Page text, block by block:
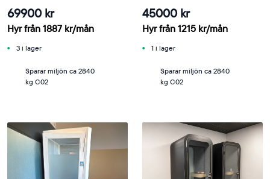
69900 kr
Hyr från 1887 kr/mån
3 i lager
Sparar miljön ca 2840
kg C02
45000 kr
Hyr från 1215 kr/mån
1 i lager
Sparar miljön ca 2840
kg C02